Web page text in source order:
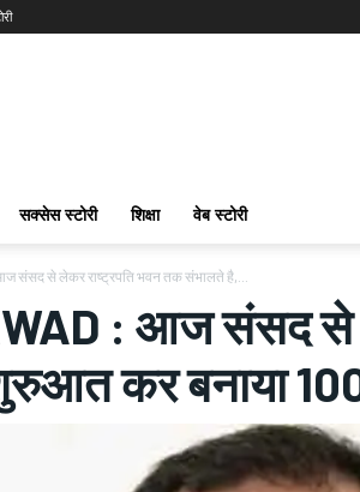
सक्सेस स्टोरी शिक्षा वेब स्टोरी
संसद से लेकर राष्ट्रपति भवन तक संभालते है,...
: आज संसद से
कर बनाया